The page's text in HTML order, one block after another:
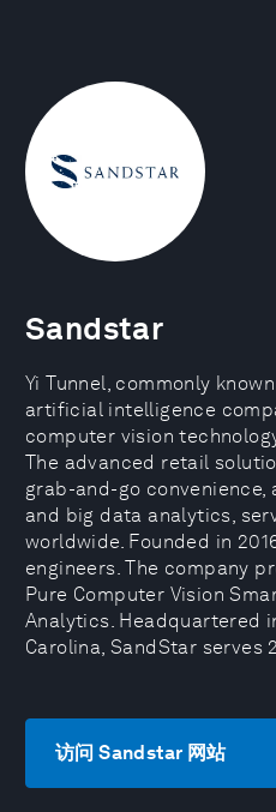
Sandstar
Yi Tunnel, commonly
artificial intelligence
computer vision
The advanced retail
grab-and-go convenience,
and big data analytics,
worldwide. Founded in
engineers. The company
Pure Computer Vision
Analytics. Headquartered
Carolina, SandStar serves
访问 Sandstar 网站